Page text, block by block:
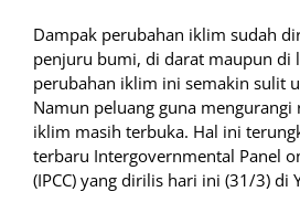
Dampak perubahan iklim sudah
penjuru bumi, di darat maupun di
perubahan iklim ini semakin sulit
Namun peluang guna mengurangi
iklim masih terbuka. Hal ini
terbaru Intergovernmental Panel
(IPCC) yang dirilis hari ini (31/3) di